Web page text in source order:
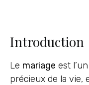
Introduction
Le mariage est
précieux de la vie,